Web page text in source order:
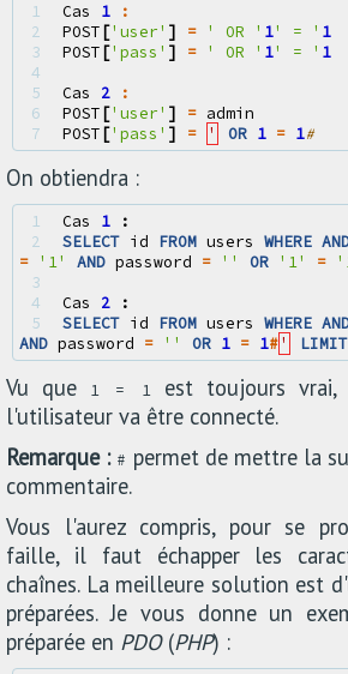
1 Cas 1
:
2
POST ['user' ] = ' OR ' 1' = ' 1
3
POST ['pass' ] = ' OR ' 1' = ' 1
4
5
Cas 2
:
6
POST ['user' ] = admin
7
POST ['pass' ] = ' OR 1 = 1#
On obtiendra :
1 Cas 1
:
2
SELECT id FROM users WHERE
= '1' AND password = '' OR '1' =
3
4
Cas 2
:
5
SELECT id FROM users WHERE
AND password = '' OR 1 = 1#' LIMIT
Vu que 1 = 1
est toujours vrai,
l'utilisateur va être connecté.
Remarque : # permet de mettre la
commentaire.
Vous l'aurez compris, pour se
faille, il faut échapper les
chaînes. La meilleure solution est
préparées. Je vous donne un
préparée en PDO(PHP) :